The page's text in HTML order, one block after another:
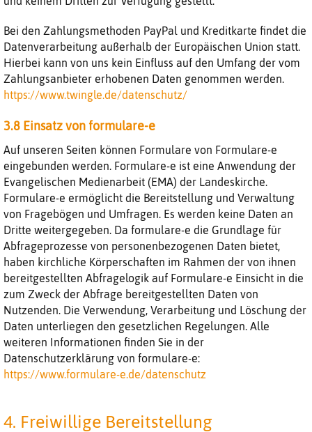
Bei den Zahlungsmethoden PayPal und Kreditkarte findet die
Datenverarbeitung außerhalb der Europäischen Union statt.
Hierbei kann von uns kein Einfluss auf den Umfang der vom
Zahlungsanbieter erhobenen Daten genommen werden.
https://www.twingle.de/datenschutz/
3.8 Einsatz von formulare-e
Auf unseren Seiten können Formulare von Formulare-e
eingebunden werden. Formulare-e ist eine Anwendung der
Evangelischen Medienarbeit (EMA) der Landeskirche.
Formulare-e ermöglicht die Bereitstellung und Verwaltung
von Fragebögen und Umfragen. Es werden keine Daten an
Dritte weitergegeben. Da formulare-e die Grundlage für
Abfrageprozesse von personenbezogenen Daten bietet,
haben kirchliche Körperschaften im Rahmen der von ihnen
bereitgestellten Abfragelogik auf Formulare-e Einsicht in die
zum Zweck der Abfrage bereitgestellten Daten von
Nutzenden. Die Verwendung, Verarbeitung und Löschung der
Daten unterliegen den gesetzlichen Regelungen. Alle
weiteren Informationen finden Sie in der
Datenschutzerklärung von formulare-e:
https://www.formulare-e.de/datenschutz
4. Freiwillige Bereitstellung